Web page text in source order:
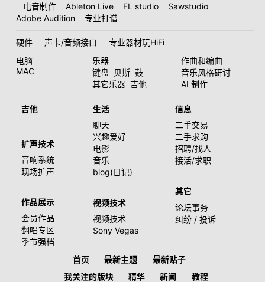
电音制作
Ableton Live FL studio
Sawstudio
Adobe Audition
专业打谱
硬件 声卡/音频接口
专业器材玩HiFi
电脑
MAC
乐器
键盘 贝斯 鼓
其它乐器 吉他
作曲和编曲
音乐风格研讨
AI 制作
吉他
扩声技术
音响系统
现场扩声
作品展示
会员作品
翻唱专区
季节强档
生活
聊天
兴趣爱好
电影
音乐
blog(日记)
视频技术
视频技术
Sony Vegas
信息
二手交易
二手求购
招聘/找人
接活/求职
其它
论坛事务
纠纷 / 投诉
首页 最新主题
最新贴子
我关注的版块
精华 新闻 教程